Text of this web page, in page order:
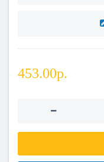
453.00р.